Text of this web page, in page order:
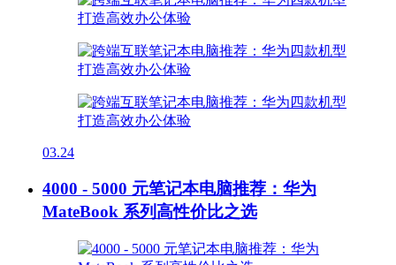
03.24
4000 - 5000 元笔记本电脑推荐：华为
MateBook 系列高性价比之选